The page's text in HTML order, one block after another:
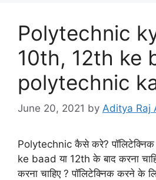
Polytechnic
10th, 12th ke
polytechnic
June 20, 2021 by Aditya Raj
Polytechnic कैसे करे? पॉलिटेक्निक
ke baad या 12th के बाद करना
करना चाहिए ? पॉलिटेक्निक करने के